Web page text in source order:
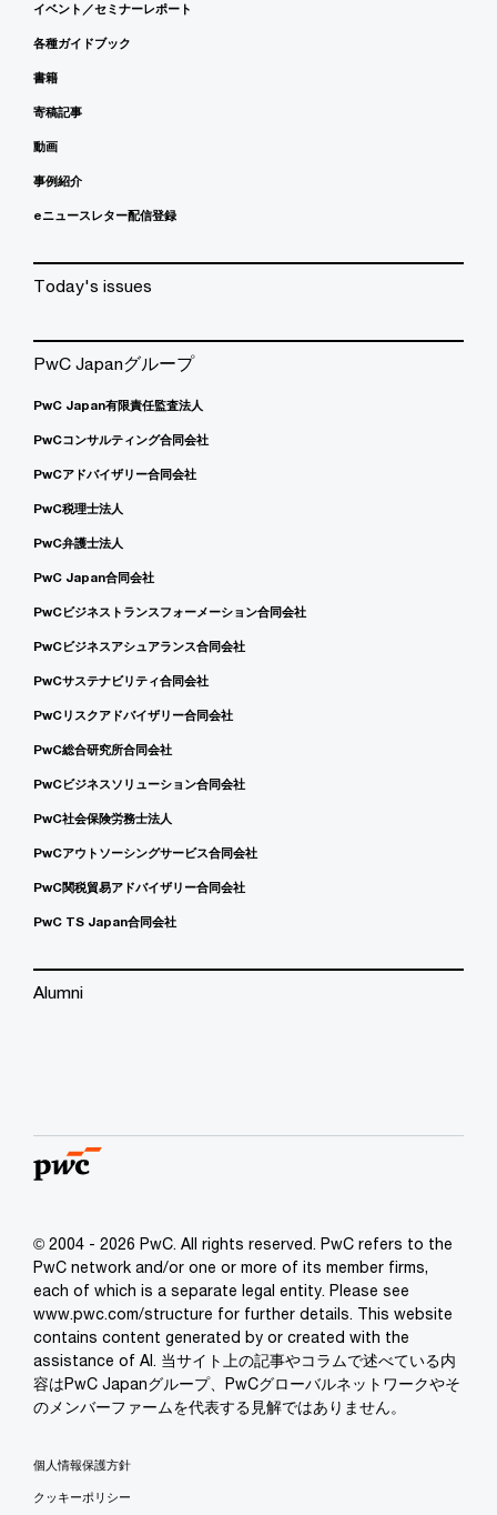
イベント／セミナーレポート
各種ガイドブック
書籍
寄稿記事
動画
事例紹介
eニュースレター配信登録
Today's issues
PwC Japanグループ
PwC Japan有限責任監査法人
PwCコンサルティング合同会社
PwCアドバイザリー合同会社
PwC税理士法人
PwC弁護士法人
PwC Japan合同会社
PwCビジネストランスフォーメーション合同会社
PwCビジネスアシュアランス合同会社
PwCサステナビリティ合同会社
PwCリスクアドバイザリー合同会社
PwC総合研究所合同会社
PwCビジネスソリューション合同会社
PwC社会保険労務士法人
PwCアウトソーシングサービス合同会社
PwC関税貿易アドバイザリー合同会社
PwC TS Japan合同会社
Alumni
© 2004 - 2026 PwC. All rights reserved. PwC refers to the
PwC network and/or one or more of its member firms,
each of which is a separate legal entity. Please see
www.pwc.com/structure for further details. This website
contains content generated by or created with the
assistance of AI. 当サイト上の記事やコラムで述べている内
容はPwC Japanグループ、PwCグローバルネットワークやそ
のメンバーファームを代表する見解ではありません。
個人情報保護方針
クッキーポリシー